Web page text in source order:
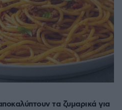
τα ζυμαρικά για